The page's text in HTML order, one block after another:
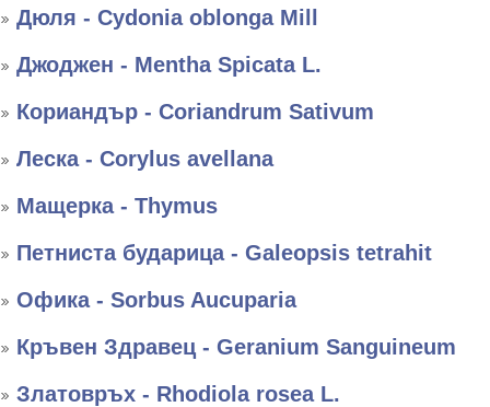
Дюля - Cydonia oblonga Mill
Джоджен - Mentha Spicata L.
Кориандър - Coriandrum Sativum
Леска - Corylus avellana
Мащерка - Thymus
Петниста бударица - Galeopsis tetrahit
Офика - Sorbus Aucuparia
Кръвен Здравец - Geranium Sanguineum
Златовръх - Rhodiola rosea L.